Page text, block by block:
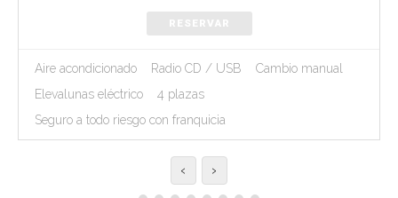
RESERVAR
Aire acondicionado Radio CD / USB
Cambio manual
Elevalunas eléctrico
4 plazas
Seguro a todo riesgo con franquicia
‹ ›